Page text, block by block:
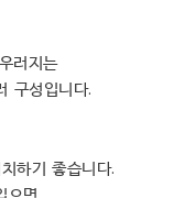
러지는
구성입니다.
하기 좋습니다.
으면